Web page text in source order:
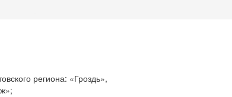
региона: «Гроздь»,